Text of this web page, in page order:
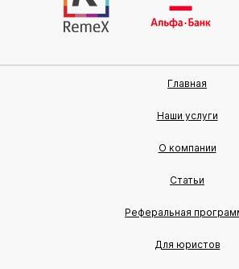
Главная
Наши услуги
О компании
Статьи
Реферальная
Для юристов